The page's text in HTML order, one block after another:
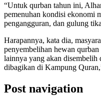
“Untuk qurban tahun ini,
pemenuhan kondisi ekonomi
pengangguran, dan gulung
Harapannya, kata dia,
penyembelihan hewan
lainnya yang akan disembelih
dibagikan di Kampung
Post navigation